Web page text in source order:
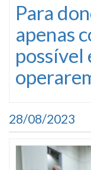
Para
apenas
possível
28/08/2023